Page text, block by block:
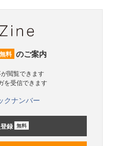
無料 のご案内
閲覧できます
を受信できます
クナンバー
録 無料